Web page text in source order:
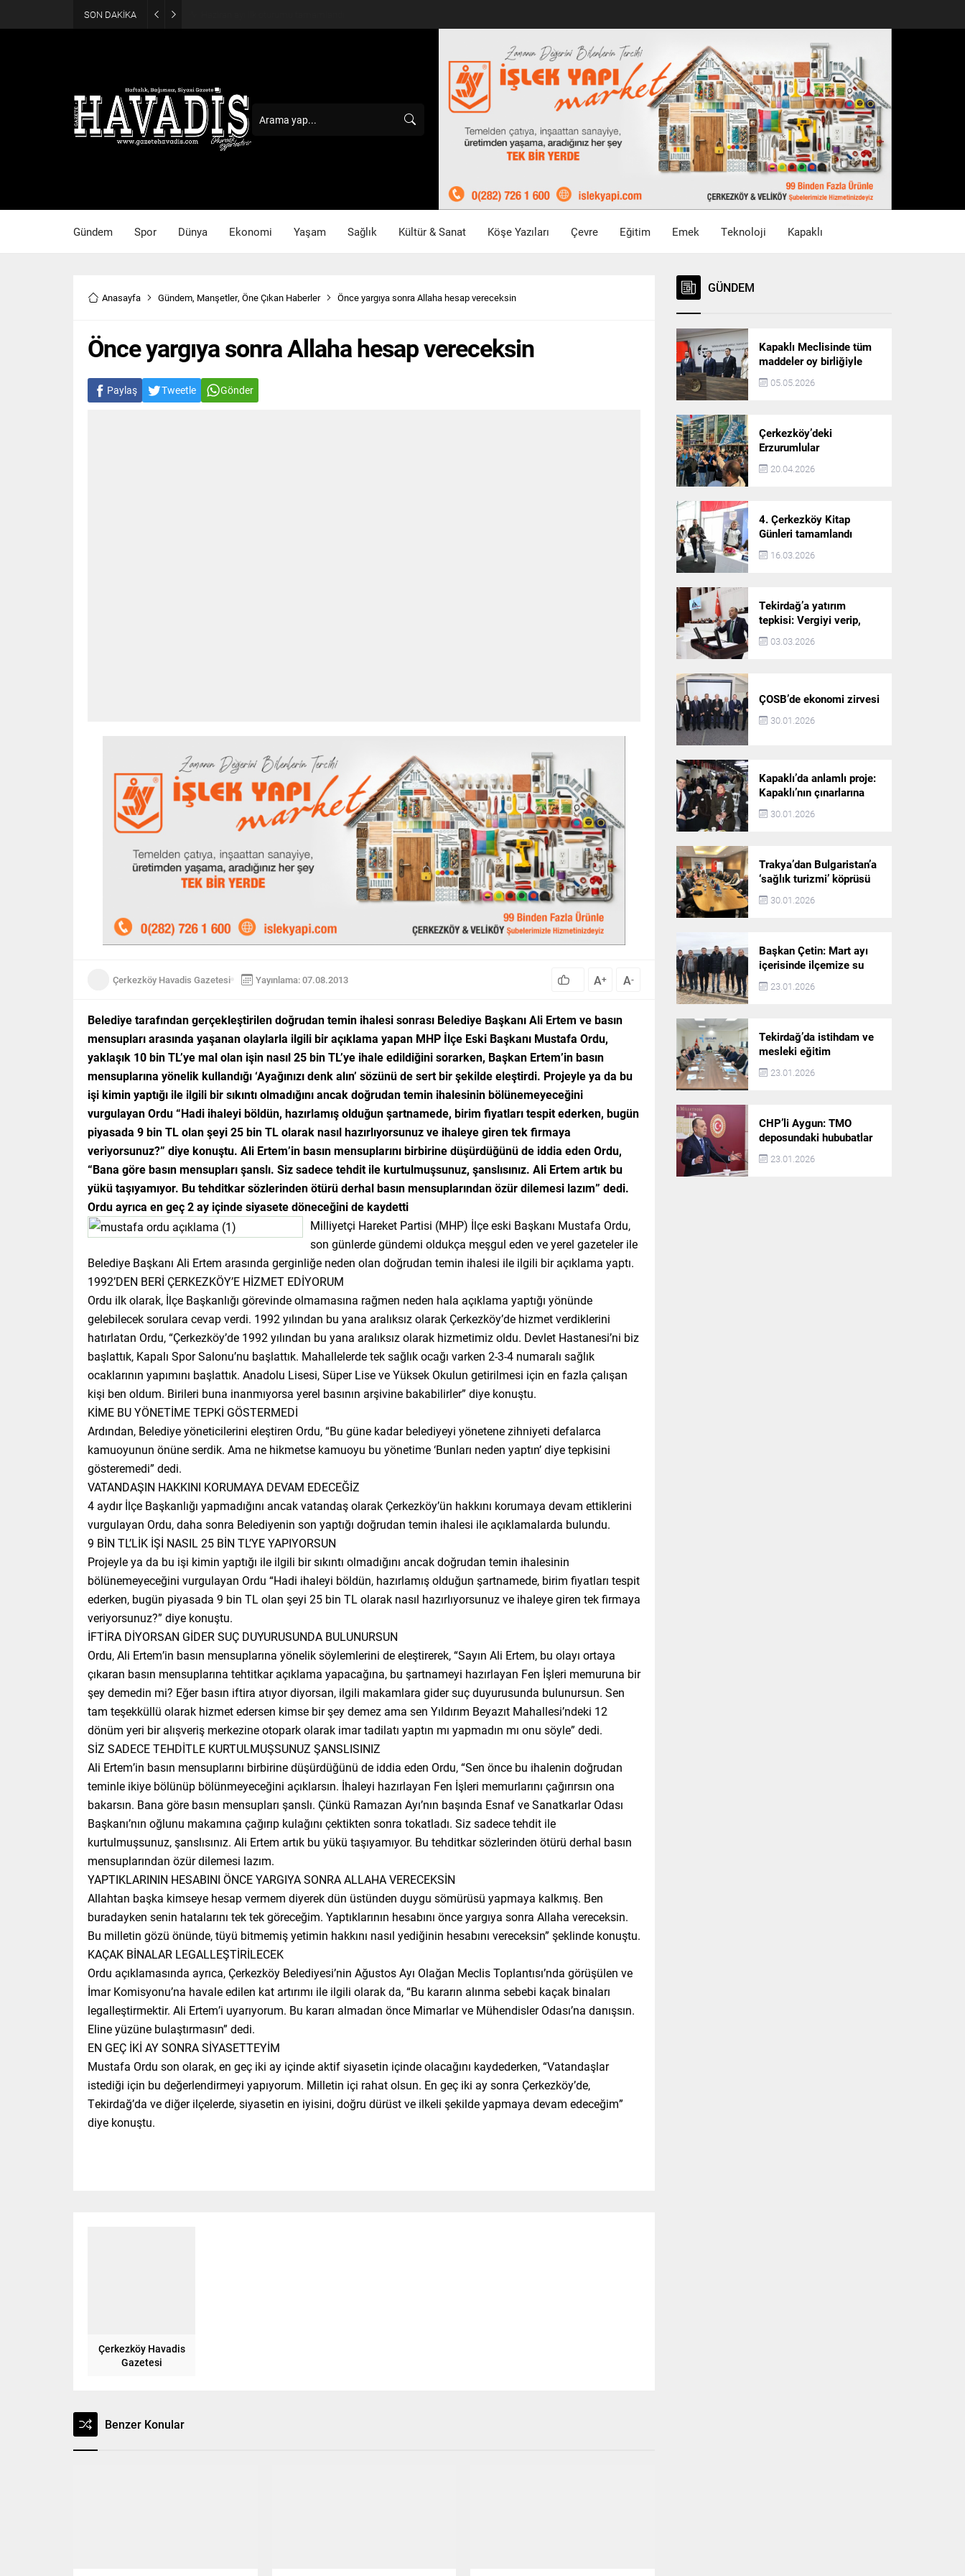
SON DAKİKA
Gündem Spor Dünya Ekonomi Yaşam Sağlık Kültür & Sanat Köşe Yazıları Çevre Eğitim Emek Teknoloji Kapaklı
Anasayfa Gündem, Manşetler, Öne Çıkan Haberler Önce yargıya sonra Allaha hesap vereceksin
Önce yargıya sonra Allaha hesap vereceksin
Paylaş Tweetle Gönder
Çerkezköy Havadis Gazetesi Yayınlama: 07.08.2013 A+ A-
Belediye tarafından gerçekleştirilen doğrudan temin ihalesi sonrası Belediye Başkanı Ali Ertem ve basın
mensupları arasında yaşanan olaylarla ilgili bir açıklama yapan MHP İlçe Eski Başkanı Mustafa Ordu,
yaklaşık 10 bin TL’ye mal olan işin nasıl 25 bin TL’ye ihale edildiğini sorarken, Başkan Ertem’in basın
mensuplarına yönelik kullandığı ‘Ayağınızı denk alın’ sözünü de sert bir şekilde eleştirdi. Projeyle ya da bu
işi kimin yaptığı ile ilgili bir sıkıntı olmadığını ancak doğrudan temin ihalesinin bölünemeyeceğini
vurgulayan Ordu “Hadi ihaleyi böldün, hazırlamış olduğun şartnamede, birim fiyatları tespit ederken, bugün
piyasada 9 bin TL olan şeyi 25 bin TL olarak nasıl hazırlıyorsunuz ve ihaleye giren tek firmaya
veriyorsunuz?” diye konuştu. Ali Ertem’in basın mensuplarını birbirine düşürdüğünü de iddia eden Ordu,
“Bana göre basın mensupları şanslı. Siz sadece tehdit ile kurtulmuşsunuz, şanslısınız. Ali Ertem artık bu
yükü taşıyamıyor. Bu tehditkar sözlerinden ötürü derhal basın mensuplarından özür dilemesi lazım” dedi.
Ordu ayrıca en geç 2 ay içinde siyasete döneceğini de kaydetti
Milliyetçi Hareket Partisi (MHP) İlçe eski Başkanı Mustafa Ordu,
son günlerde gündemi oldukça meşgul eden ve yerel gazeteler ile
Belediye Başkanı Ali Ertem arasında gerginliğe neden olan doğrudan temin ihalesi ile ilgili bir açıklama yaptı.
1992’DEN BERİ ÇERKEZKÖY’E HİZMET EDİYORUM
Ordu ilk olarak, İlçe Başkanlığı görevinde olmamasına rağmen neden hala açıklama yaptığı yönünde
gelebilecek sorulara cevap verdi. 1992 yılından bu yana aralıksız olarak Çerkezköy’de hizmet verdiklerini
hatırlatan Ordu, “Çerkezköy’de 1992 yılından bu yana aralıksız olarak hizmetimiz oldu. Devlet Hastanesi’ni biz
başlattık, Kapalı Spor Salonu’nu başlattık. Mahallelerde tek sağlık ocağı varken 2-3-4 numaralı sağlık
ocaklarının yapımını başlattık. Anadolu Lisesi, Süper Lise ve Yüksek Okulun getirilmesi için en fazla çalışan
kişi ben oldum. Birileri buna inanmıyorsa yerel basının arşivine bakabilirler” diye konuştu.
KİME BU YÖNETİME TEPKİ GÖSTERMEDİ
Ardından, Belediye yöneticilerini eleştiren Ordu, “Bu güne kadar belediyeyi yönetene zihniyeti defalarca
kamuoyunun önüne serdik. Ama ne hikmetse kamuoyu bu yönetime ‘Bunları neden yaptın’ diye tepkisini
gösteremedi” dedi.
VATANDAŞIN HAKKINI KORUMAYA DEVAM EDECEĞİZ
4 aydır İlçe Başkanlığı yapmadığını ancak vatandaş olarak Çerkezköy’ün hakkını korumaya devam ettiklerini
vurgulayan Ordu, daha sonra Belediyenin son yaptığı doğrudan temin ihalesi ile açıklamalarda bulundu.
9 BİN TL’LİK İŞİ NASIL 25 BİN TL’YE YAPIYORSUN
Projeyle ya da bu işi kimin yaptığı ile ilgili bir sıkıntı olmadığını ancak doğrudan temin ihalesinin
bölünemeyeceğini vurgulayan Ordu “Hadi ihaleyi böldün, hazırlamış olduğun şartnamede, birim fiyatları tespit
ederken, bugün piyasada 9 bin TL olan şeyi 25 bin TL olarak nasıl hazırlıyorsunuz ve ihaleye giren tek firmaya
veriyorsunuz?” diye konuştu.
İFTİRA DİYORSAN GİDER SUÇ DUYURUSUNDA BULUNURSUN
Ordu, Ali Ertem’in basın mensuplarına yönelik söylemlerini de eleştirerek, “Sayın Ali Ertem, bu olayı ortaya
çıkaran basın mensuplarına tehtitkar açıklama yapacağına, bu şartnameyi hazırlayan Fen İşleri memuruna bir
şey demedin mi? Eğer basın iftira atıyor diyorsan, ilgili makamlara gider suç duyurusunda bulunursun. Sen
tam teşekküllü olarak hizmet edersen kimse bir şey demez ama sen Yıldırım Beyazıt Mahallesi’ndeki 12
dönüm yeri bir alışveriş merkezine otopark olarak imar tadilatı yaptın mı yapmadın mı onu söyle” dedi.
SİZ SADECE TEHDİTLE KURTULMUŞSUNUZ ŞANSLISINIZ
Ali Ertem’in basın mensuplarını birbirine düşürdüğünü de iddia eden Ordu, “Sen önce bu ihalenin doğrudan
teminle ikiye bölünüp bölünmeyeceğini açıklarsın. İhaleyi hazırlayan Fen İşleri memurlarını çağırırsın ona
bakarsın. Bana göre basın mensupları şanslı. Çünkü Ramazan Ayı’nın başında Esnaf ve Sanatkarlar Odası
Başkanı’nın oğlunu makamına çağırıp kulağını çektikten sonra tokatladı. Siz sadece tehdit ile
kurtulmuşsunuz, şanslısınız. Ali Ertem artık bu yükü taşıyamıyor. Bu tehditkar sözlerinden ötürü derhal basın
mensuplarından özür dilemesi lazım.
YAPTIKLARININ HESABINI ÖNCE YARGIYA SONRA ALLAHA VERECEKSİN
Allahtan başka kimseye hesap vermem diyerek dün üstünden duygu sömürüsü yapmaya kalkmış. Ben
buradayken senin hatalarını tek tek göreceğim. Yaptıklarının hesabını önce yargıya sonra Allaha vereceksin.
Bu milletin gözü önünde, tüyü bitmemiş yetimin hakkını nasıl yediğinin hesabını vereceksin” şeklinde konuştu.
KAÇAK BİNALAR LEGALLEŞTİRİLECEK
Ordu açıklamasında ayrıca, Çerkezköy Belediyesi’nin Ağustos Ayı Olağan Meclis Toplantısı’nda görüşülen ve
İmar Komisyonu’na havale edilen kat artırımı ile ilgili olarak da, “Bu kararın alınma sebebi kaçak binaları
legalleştirmektir. Ali Ertem’i uyarıyorum. Bu kararı almadan önce Mimarlar ve Mühendisler Odası’na danışsın.
Eline yüzüne bulaştırmasın” dedi.
EN GEÇ İKİ AY SONRA SİYASETTEYİM
Mustafa Ordu son olarak, en geç iki ay içinde aktif siyasetin içinde olacağını kaydederken, “Vatandaşlar
istediği için bu değerlendirmeyi yapıyorum. Milletin içi rahat olsun. En geç iki ay sonra Çerkezköy’de,
Tekirdağ’da ve diğer ilçelerde, siyasetin en iyisini, doğru dürüst ve ilkeli şekilde yapmaya devam edeceğim”
diye konuştu.
Çerkezköy Havadis
Gazetesi
Benzer Konular
GÜNDEM
Kapaklı Meclisinde tüm
maddeler oy birliğiyle
karara bağlandı
05.05.2026
Çerkezköy’deki
Erzurumlular
şampiyonluğu kutladı
20.04.2026
4. Çerkezköy Kitap
Günleri tamamlandı
16.03.2026
Tekirdağ’a yatırım
tepkisi: Vergiyi verip,
hizmet almayan bir iliz
03.03.2026
ÇOSB’de ekonomi zirvesi
30.01.2026
Kapaklı’da anlamlı proje:
Kapaklı’nın çınarlarına
dijital vefa köprüsü
30.01.2026
Trakya’dan Bulgaristan’a
‘sağlık turizmi’ köprüsü
30.01.2026
Başkan Çetin: Mart ayı
içerisinde ilçemize su
akışı başlatılacak
23.01.2026
Tekirdağ’da istihdam ve
mesleki eğitim
politikaları değerlendirildi
23.01.2026
CHP’li Aygun: TMO
deposundaki hububatlar
çalındı!
23.01.2026